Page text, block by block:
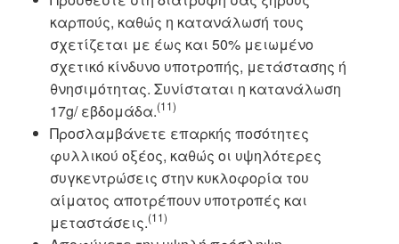
καρπούς, καθώς η κατανάλωσή τους
σχετίζεται με έως και 50% μειωμένο
σχετικό κίνδυνο υποτροπής, μετάστασης ή
θνησιμότητας. Συνίσταται η κατανάλωση
17g/ εβδομάδα.(11)
Προσλαμβάνετε επαρκής ποσότητες
φυλλικού οξέος, καθώς οι υψηλότερες
συγκεντρώσεις στην κυκλοφορία του
αίματος αποτρέπουν υποτροπές και
μεταστάσεις.(11)